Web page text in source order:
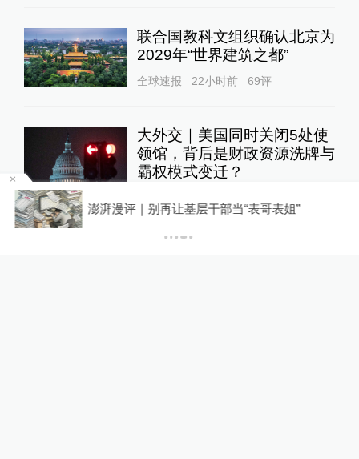
联合国教科文组织确认北京为
2029年“世界建筑之都”
全球速报 22小时前 69评
大外交｜美国同时关闭5处使
领馆，背后是财政资源洗牌与
霸权模式变迁？
澎湃漫评｜别再让基层干部当“表哥表姐”